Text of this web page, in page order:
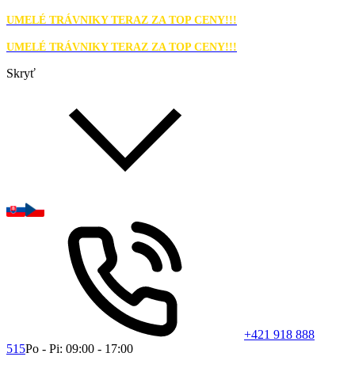
UMELÉ TRÁVNIKY TERAZ ZA TOP CENY!!!
UMELÉ TRÁVNIKY TERAZ ZA TOP CENY!!!
Skryť
+421 918 888
515Po - Pi: 09:00 - 17:00